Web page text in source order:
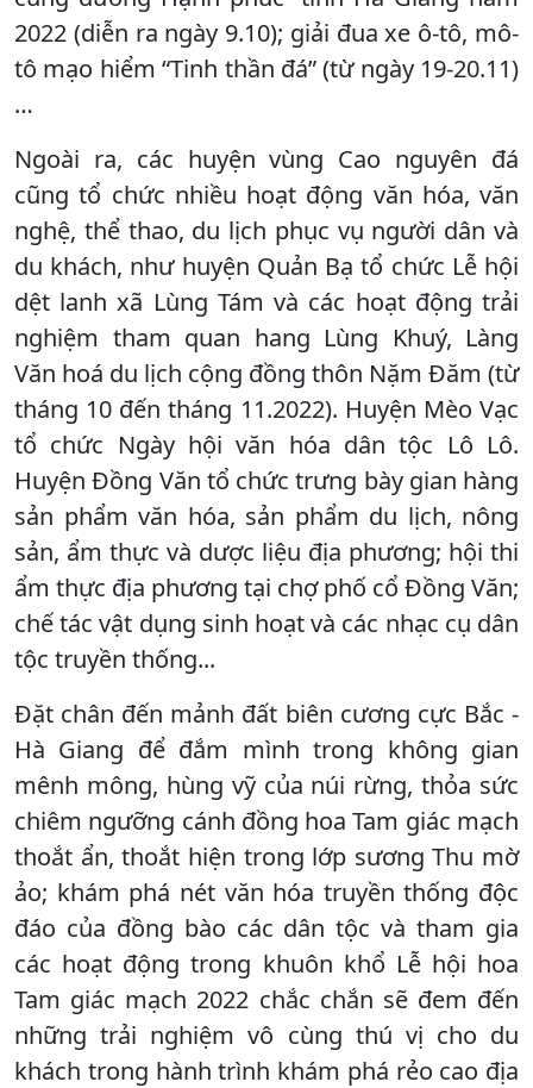
2022 (diễn ra ngày 9.10); giải đua xe ô-tô, mô-
tô mạo hiểm “Tinh thần đá” (từ ngày 19-20.11)
…
Ngoài ra, các huyện vùng Cao nguyên đá
cũng tổ chức nhiều hoạt động văn hóa, văn
nghệ, thể thao, du lịch phục vụ người dân và
du khách, như huyện Quản Bạ tổ chức Lễ hội
dệt lanh xã Lùng Tám và các hoạt động trải
nghiệm tham quan hang Lùng Khuý, Làng
Văn hoá du lịch cộng đồng thôn Nặm Đăm (từ
tháng 10 đến tháng 11.2022). Huyện Mèo Vạc
tổ chức Ngày hội văn hóa dân tộc Lô Lô.
Huyện Đồng Văn tổ chức trưng bày gian hàng
sản phẩm văn hóa, sản phẩm du lịch, nông
sản, ẩm thực và dược liệu địa phương; hội thi
ẩm thực địa phương tại chợ phố cổ Đồng Văn;
chế tác vật dụng sinh hoạt và các nhạc cụ dân
tộc truyền thống...
Đặt chân đến mảnh đất biên cương cực Bắc -
Hà Giang để đắm mình trong không gian
mênh mông, hùng vỹ của núi rừng, thỏa sức
chiêm ngưỡng cánh đồng hoa Tam giác mạch
thoắt ẩn, thoắt hiện trong lớp sương Thu mờ
ảo; khám phá nét văn hóa truyền thống độc
đáo của đồng bào các dân tộc và tham gia
các hoạt động trong khuôn khổ Lễ hội hoa
Tam giác mạch 2022 chắc chắn sẽ đem đến
những trải nghiệm vô cùng thú vị cho du
khách trong hành trình khám phá rẻo cao địa